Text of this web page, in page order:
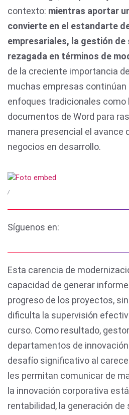
contexto: mientras aportar
convierte en el estandarte
empresariales, la gestión
rezagada en términos de
de la creciente importancia
muchas empresas continúan
enfoques tradicionales como
documentos de Word para
manera presencial el avance
negocios en desarrollo.
/
Síguenos en:
Esta carencia de
capacidad de generar
progreso de los proyectos,
dificulta la supervisión
curso. Como resultado,
departamentos de
desafío significativo al
les permitan comunicar de
la innovación corporativa
rentabilidad, la generación de